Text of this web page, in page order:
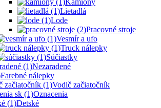
Kamióny
Lietadlá
Lode
Pracovné stroje
Vesmír a ufo
Truck nálepky
Súčiastky
Nezaradené
Farebné nálepky
Vodič začiatočník
Oznacenia
Detské